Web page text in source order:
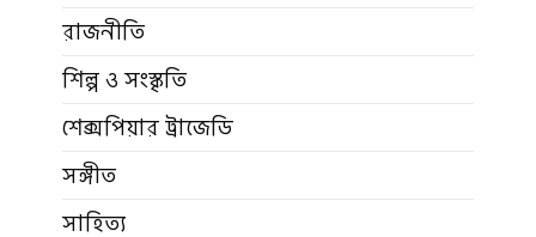
রাজনীতি
শিল্প ও সংস্কৃতি
শেক্সপিয়ার ট্রাজেডি
সঙ্গীত
সাহিত্য